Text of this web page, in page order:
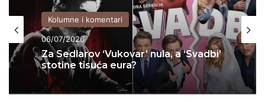
Kolumne i komentari
06/07/2026
Za Sedlarov ‘Vukovar’ nula, a ‘Svadbi’
stotine tisuća eura?